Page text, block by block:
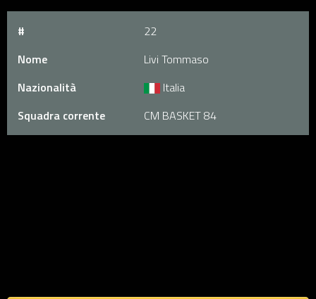
#
22
Nome
Livi Tommaso
Nazionalità
Italia
Squadra corrente
CM BASKET 84